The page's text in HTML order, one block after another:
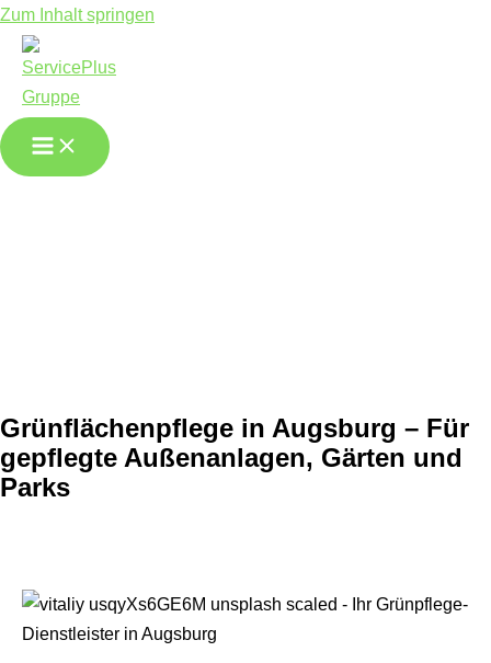
Zum Inhalt springen
Grünpflege in
Grünflächenpflege in Augsburg – Für
gepflegte Außenanlagen, Gärten und
Parks